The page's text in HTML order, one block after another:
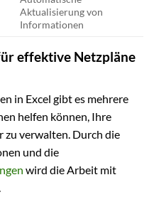
Aktualisierung von
Informationen
effektive Netzpläne
in Excel gibt es mehrere
helfen können, Ihre
zu verwalten. Durch die
und die
wird die Arbeit mit